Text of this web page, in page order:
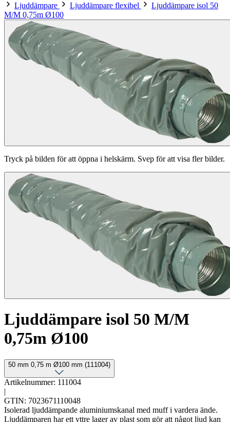
Ljuddämpare
Ljuddämpare flexibel
Ljuddämpare isol 50
M/M 0,75m Ø100
Tryck på bilden för att öppna i helskärm. Svep för att visa fler bilder.
Ljuddämpare isol 50 M/M
0,75m Ø100
50 mm 0,75 m Ø100 mm (111004)
Artikelnummer: 111004
|
GTIN: 7023671110048
Isolerad ljuddämpande aluminiumskanal med muff i vardera ände.
Ljuddämparen har ett yttre lager av plast som gör att något ljud kan